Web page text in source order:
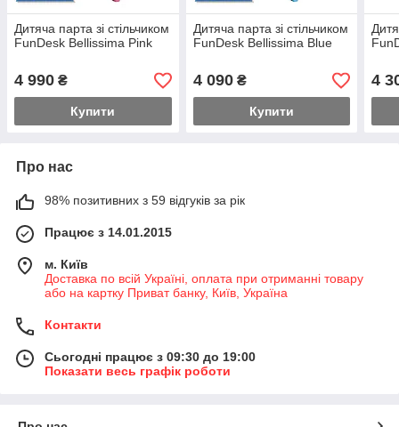
Дитяча парта зі стільчиком
FunDesk Bellissima Pink
4 990 ₴
Купити
Дитяча парта зі стільчиком
FunDesk Bellissima Blue
4 090₴
Купити
4
Про нас
98% позитивних з 59 відгуків за рік
Працює з 14.01.2015
м. Київ
Доставка по всій Україні, оплата при отриманні товару
або на картку Приват банку, Київ, Україна
Контакти
Сьогодні працює з 09:30 до 19:00
Показати весь графік роботи